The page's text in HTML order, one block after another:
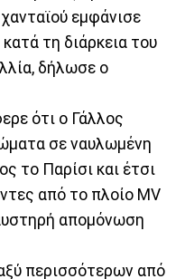
εμφάνισε
τη διάρκεια του
δήλωσε ο
ότι ο Γάλλος
σε ναυλωμένη
το Παρίσι και έτσι
από το πλοίο MV
απομόνωση
περισσότερων από